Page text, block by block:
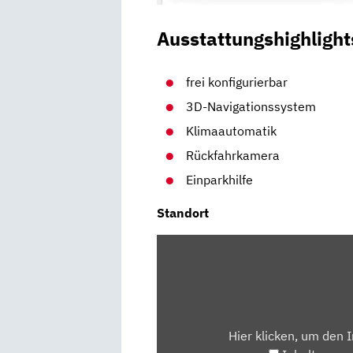
frei konfigurierbar
3D-Navigationssystem
Klimaautomatik
Rückfahrkamera
Einparkhilfe
Standort
Hier klicken, um den